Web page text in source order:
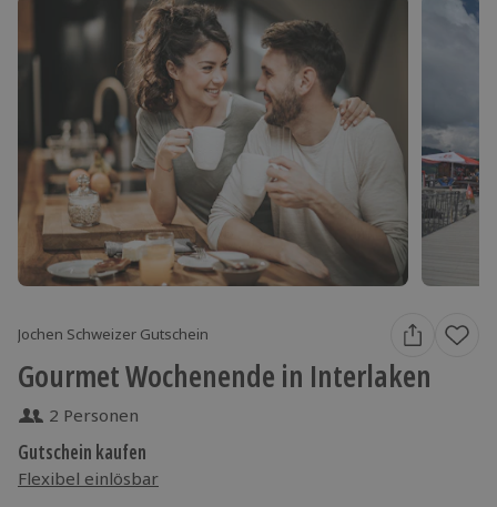
Jochen Schweizer Gutschein
Gourmet Wochenende in Interlaken
2 Personen
Gutschein kaufen
Flexibel einlösbar